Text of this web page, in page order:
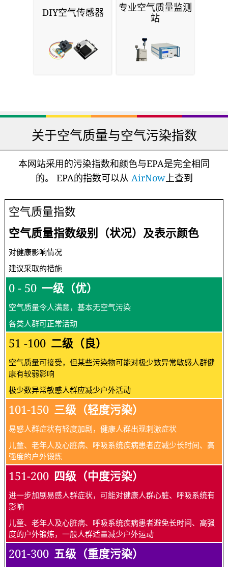
DIY空气传感器
专业空气质量监测
站
关于空气质量与空气污染指数
本网站采用的污染指数和颜色与EPA是完全相同
的。 EPA的指数可以从 AirNow上查到
空气质量指数
空气质量指数级别（状况）及表示颜色
对健康影响情况
建议采取的措施
0 - 50 一级（优）
空气质量令人满意，基本无空气污染
各类人群可正常活动
51 -100 二级（良）
空气质量可接受，但某些污染物可能对极少数异常敏感人群健
康有较弱影响
极少数异常敏感人群应减少户外活动
101-150 三级（轻度污染）
易感人群症状有轻度加剧，健康人群出现刺激症状
儿童、老年人及心脏病、呼吸系统疾病患者应减少长时间、高
强度的户外锻炼
151-200 四级（中度污染）
进一步加剧易感人群症状，可能对健康人群心脏、呼吸系统有
影响
儿童、老年人及心脏病、呼吸系统疾病患者避免长时间、高强
度的户外锻炼，一般人群适量减少户外运动
201-300 五级（重度污染）